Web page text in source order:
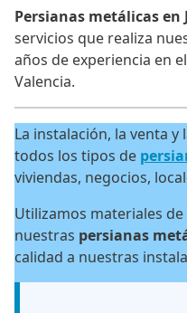
Persianas metálicas en
servicios que realiza
años de experiencia en
Valencia.
La instalación, la venta
todos los tipos de
viviendas, negocios,
Utilizamos materiales
nuestras persianas
calidad a nuestras